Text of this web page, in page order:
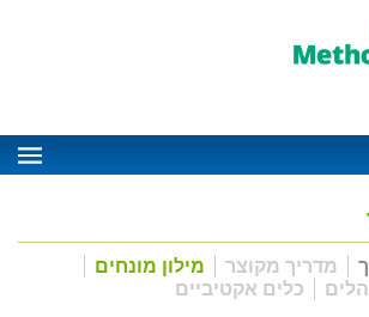
מדריך מקוצר
מילון מונחים
כלים אקטיביים